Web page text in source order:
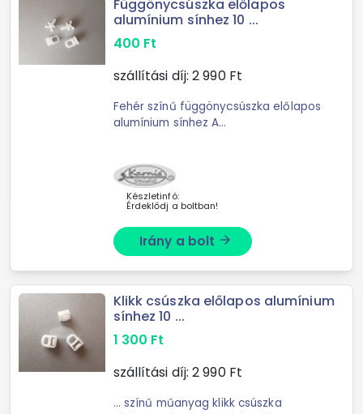
Függönycsúszka előlapos
alumínium sínhez 10 ...
400 Ft
szállítási díj: 2 990Ft
Fehér színű függönycsúszka előlapos
alumínium sínhez A
pluszban megvásárolni.) A sín
Készletinfó:
Érdeklődj a boltban!
Irány a bolt arrow_forward
Klikk csúszka előlapos alumínium
sínhez 10 ...
1 300 Ft
szállítási díj: 2 990Ft
... színű műanyag klikk csúszka